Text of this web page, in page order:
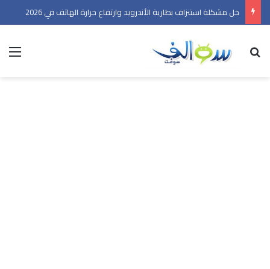
حل مشكلة استنزاف بطارية الأندرويد وارتفاع حرارة الهاتف في 2026
بحث عن